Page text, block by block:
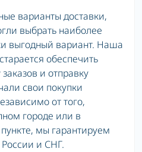
варианты доставки,
выбрать наиболее
выгодный вариант. Наша
обеспечить
и отправку
свои покупки
от того,
городе или в
мы гарантируем
и СНГ.